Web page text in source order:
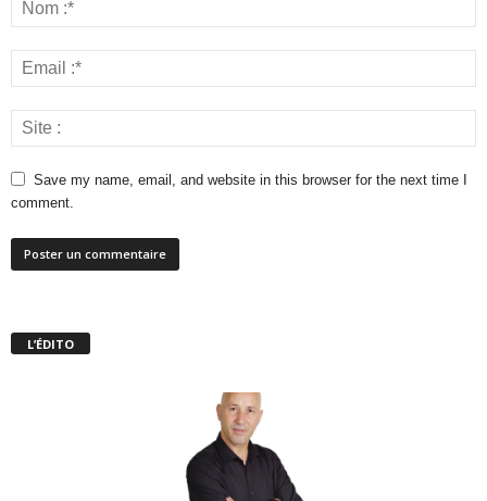
Save my name, email, and website in this browser for the next time I
comment.
L’ÉDITO